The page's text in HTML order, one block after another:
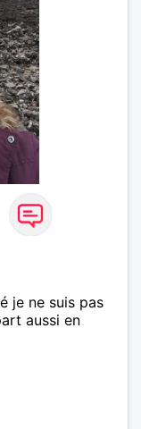
je ne suis pas
aussi en